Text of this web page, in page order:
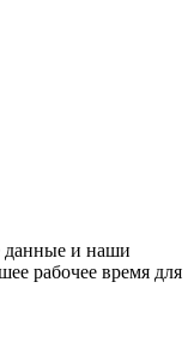
данные и наши
рабочее время для